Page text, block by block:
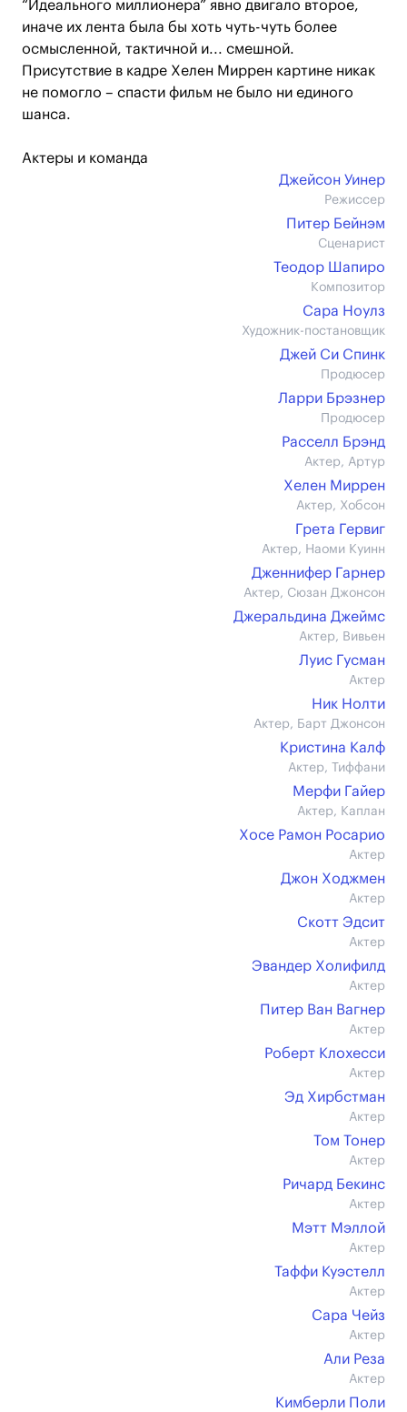
“Идеального миллионера” явно двигало второе,
иначе их лента была бы хоть чуть-чуть более
осмысленной, тактичной и... смешной.
Присутствие в кадре Хелен Миррен картине никак
не помогло – спасти фильм не было ни единого
шанса.
Актеры и команда
Джейсон Уинер
Режиссер
Питер Бейнэм
Сценарист
Теодор Шапиро
Композитор
Сара Ноулз
Художник-постановщик
Джей Си Спинк
Продюсер
Ларри Брэзнер
Продюсер
Расселл Брэнд
Актер, Артур
Хелен Миррен
Актер, Хобсон
Грета Гервиг
Актер, Наоми Куинн
Дженнифер Гарнер
Актер, Сюзан Джонсон
Джеральдина Джеймс
Актер, Вивьен
Луис Гусман
Актер
Ник Нолти
Актер, Барт Джонсон
Кристина Калф
Актер, Тиффани
Мерфи Гайер
Актер, Каплан
Хосе Рамон Росарио
Актер
Джон Ходжмен
Актер
Скотт Эдсит
Актер
Эвандер Холифилд
Актер
Питер Ван Вагнер
Актер
Роберт Клохесси
Актер
Эд Хирбстман
Актер
Том Тонер
Актер
Ричард Бекинс
Актер
Мэтт Мэллой
Актер
Таффи Куэстелл
Актер
Сара Чейз
Актер
Али Реза
Актер
Кимберли Поли